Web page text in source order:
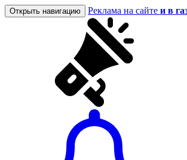
Открыть навигацию Реклама на сайте и в